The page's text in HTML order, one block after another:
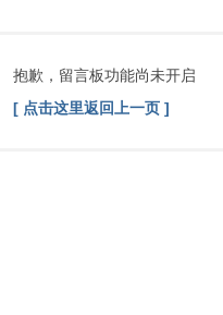
抱歉，留言板功能尚未开启
[ 点击这里返回上一页 ]